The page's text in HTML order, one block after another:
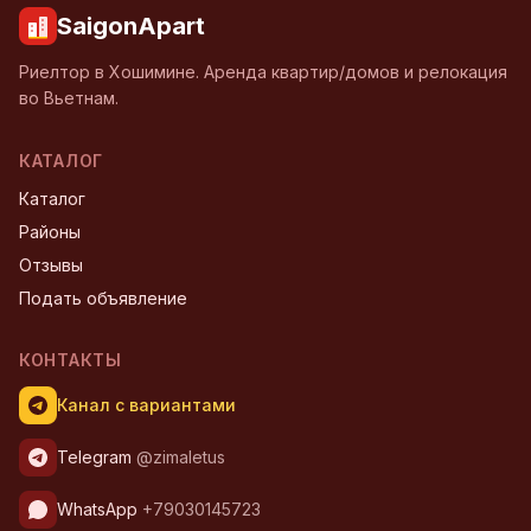
SaigonApart
Риелтор в Хошимине. Аренда квартир/домов и релокация
во Вьетнам.
КАТАЛОГ
Каталог
Районы
Отзывы
Подать объявление
КОНТАКТЫ
Канал с вариантами
Telegram @zimaletus
WhatsApp +79030145723